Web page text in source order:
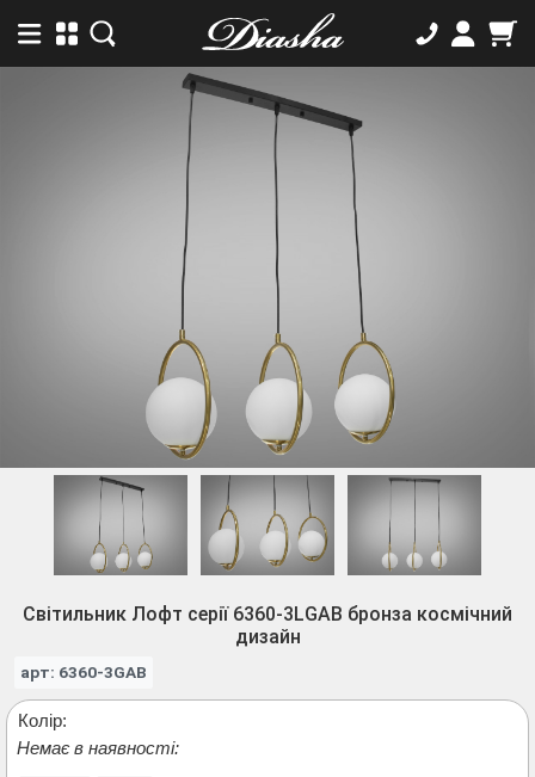
Світильник Лофт серії 6360-3LGAB бронза космічний
дизайн
арт: 6360-3GAB
Колір:
Немає в наявності: